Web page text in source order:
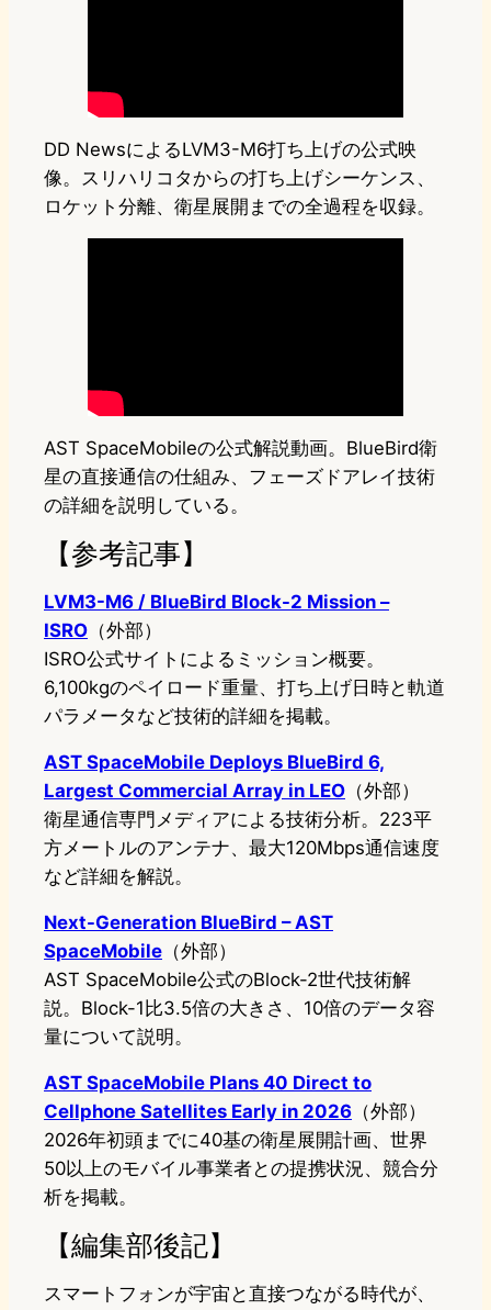
DD NewsによるLVM3-M6打ち上げの公式映
像。スリハリコタからの打ち上げシーケンス、
ロケット分離、衛星展開までの全過程を収録。
AST SpaceMobileの公式解説動画。BlueBird衛
星の直接通信の仕組み、フェーズドアレイ技術
の詳細を説明している。
【参考記事】
LVM3-M6 / BlueBird Block-2 Mission –
ISRO （外部）
ISRO公式サイトによるミッション概要。
6,100kgのペイロード重量、打ち上げ日時と軌道
パラメータなど技術的詳細を掲載。
AST SpaceMobile Deploys BlueBird 6,
Largest Commercial Array in LEO （外部）
衛星通信専門メディアによる技術分析。223平
方メートルのアンテナ、最大120Mbps通信速度
など詳細を解説。
Next-Generation BlueBird – AST
SpaceMobile （外部）
AST SpaceMobile公式のBlock-2世代技術解
説。Block-1比3.5倍の大きさ、10倍のデータ容
量について説明。
AST SpaceMobile Plans 40 Direct to
Cellphone Satellites Early in 2026 （外部）
2026年初頭までに40基の衛星展開計画、世界
50以上のモバイル事業者との提携状況、競合分
析を掲載。
【編集部後記】
スマートフォンが宇宙と直接つながる時代が、